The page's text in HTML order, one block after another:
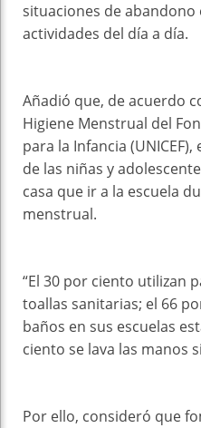
situaciones de abandono
actividades del día a día.
Añadió que, de acuerdo
Higiene Menstrual del
para la Infancia
de las niñas y
casa que ir a la escuela
menstrual.
“El 30 por ciento utilizan
toallas sanitarias; el 66
baños en sus escuelas
ciento se lava las manos
Por ello, consideró que